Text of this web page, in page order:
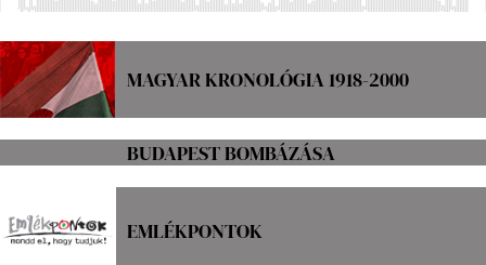
MAGYAR KRONOLÓGIA 1918-2000
BUDAPEST BOMBÁZÁSA
EMLÉKPONTOK